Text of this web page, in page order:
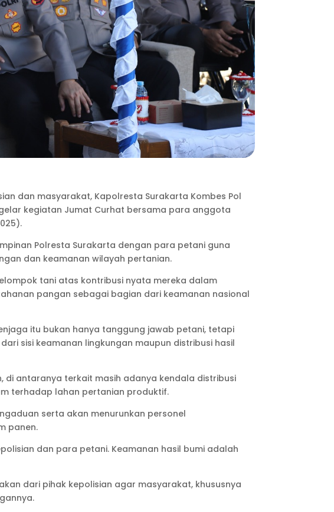
dan masyarakat, Kapolresta Surakarta Kombes Pol
kegiatan Jumat Curhat bersama para anggota
Polresta Surakarta dengan para petani guna
dan keamanan wilayah pertanian.
tani atas kontribusi nyata mereka dalam
pangan sebagai bagian dari keamanan nasional
itu bukan hanya tanggung jawab petani, tetapi
sisi keamanan lingkungan maupun distribusi hasil
di antaranya terkait masih adanya kendala distribusi
terhadap lahan pertanian produktif.
serta akan menurunkan personel
panen.
dan para petani. Keamanan hasil bumi adalah
dari pihak kepolisian agar masyarakat, khususnya